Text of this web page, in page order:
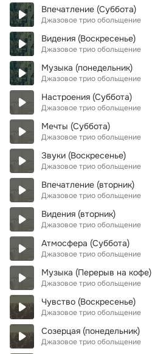
Впечатление (Суббота)
Джазовое трио обольщение
Видения (Воскресенье)
Джазовое трио обольщение
Музыка (понедельник)
Джазовое трио обольщение
Настроения (Суббота)
Джазовое трио обольщение
Мечты (Суббота)
Джазовое трио обольщение
Звуки (Воскресенье)
Джазовое трио обольщение
Впечатление (вторник)
Джазовое трио обольщение
Видения (вторник)
Джазовое трио обольщение
Атмосфера (Суббота)
Джазовое трио обольщение
Музыка (Перерыв на кофе)
Джазовое трио обольщение
Чувство (Воскресенье)
Джазовое трио обольщение
Созерцая (понедельник)
Джазовое трио обольщение